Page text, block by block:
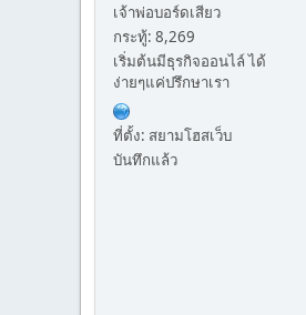
เจ้าพ่อบอร์ดเสียว
กระทู้: 8,269
เริ่มต้นมีธุรกิจออนไล์ ได้
ง่ายๆแค่ปรึกษาเรา
ที่ตั้ง: สยามโฮสเว็บ
บันทึกแล้ว